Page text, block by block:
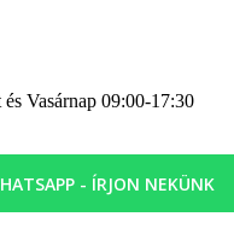
Vasárnap 09:00-17:30
- ÍRJON NEKÜNK